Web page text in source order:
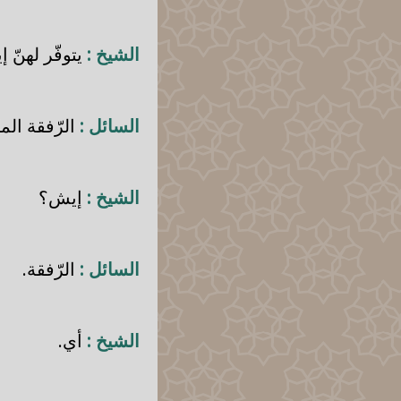
الشيخ : يتوفّر لهنّ
السائل : الرّفقة
الشيخ : إيش؟
السائل : الرّفقة.
الشيخ : أي.